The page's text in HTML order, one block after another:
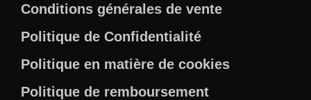
Conditions générales de vente
Politique de Confidentialité
Politique en matière de cookies
Politique de remboursement